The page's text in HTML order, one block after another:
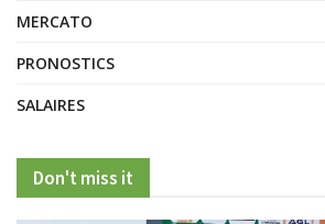
MERCATO
PRONOSTICS
SALAIRES
Don't miss it